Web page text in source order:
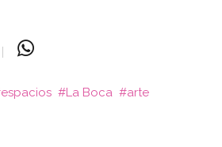
espacios La Boca
arte